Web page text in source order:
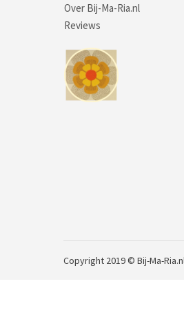
Over Bij-Ma-Ria.nl
Reviews
Copyright 2019 © Bij-Ma-